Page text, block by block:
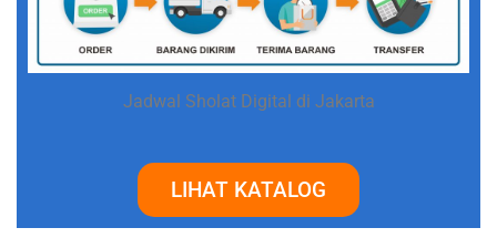
Jadwal Sholat Digital di Jakarta
LIHAT KATALOG